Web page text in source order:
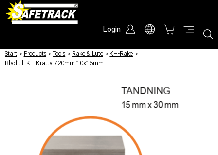
Login
Start / Products / Tools / Rake & Lute / KH-Rake /
Blad till KH Kratta 720mm 10x15mm